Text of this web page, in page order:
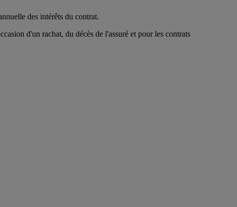
des intérêts du contrat.
d'un rachat, du décès de l'assuré et pour les contrats